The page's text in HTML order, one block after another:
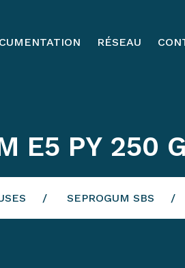
RÉSEAU
E5 PY 250
SEPROGUM SBS